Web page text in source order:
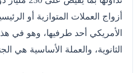
أزواج العملات المتوازية أو
الأمريكي أحد طرفيها، وهو في
الثانوية، والعملة الأساسية هي